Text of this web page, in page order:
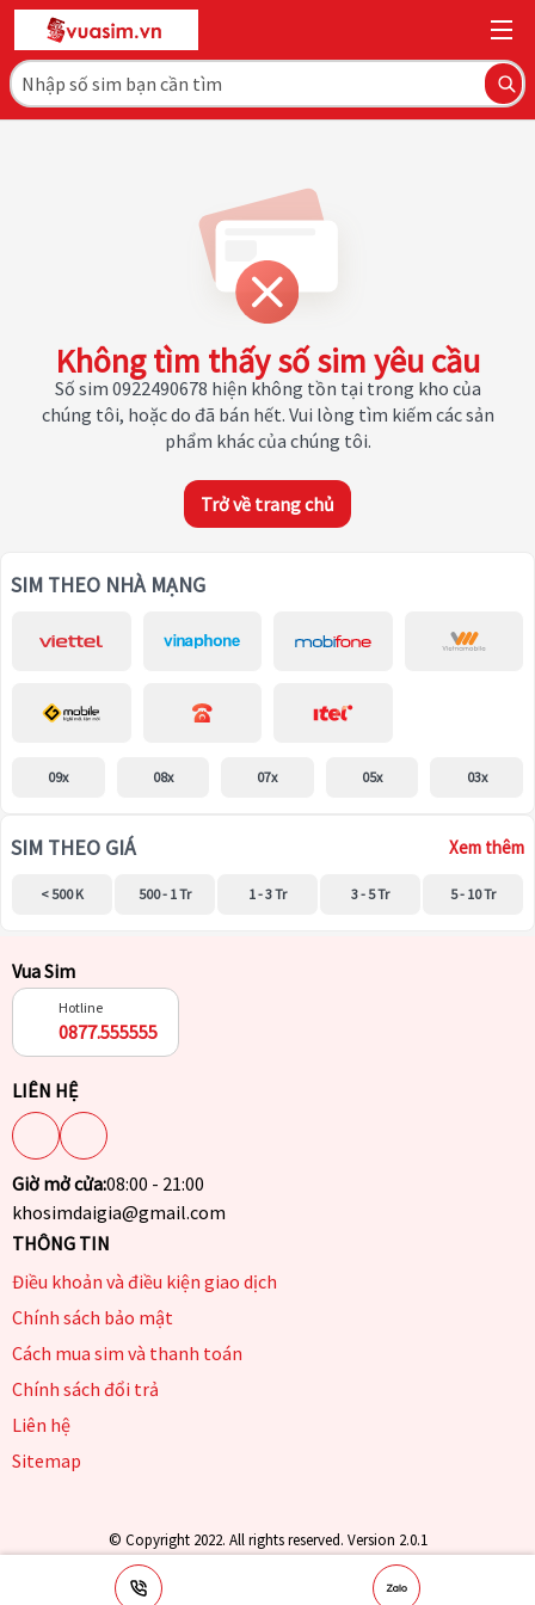
Không tìm thấy số sim yêu cầu
Số sim 0922490678 hiện không tồn tại trong kho của
chúng tôi, hoặc do đã bán hết. Vui lòng tìm kiếm các sản
phẩm khác của chúng tôi.
Trở về trang chủ
SIM THEO NHÀ MẠNG
09x 08x 07x 05x 03x
SIM THEO GIÁ Xem thêm
< 500 K 500 - 1 Tr 1 - 3 Tr 3 - 5 Tr 5 - 10 Tr
Vua Sim
Hotline
0877.555555
LIÊN HỆ
Giờ mở cửa:08:00 - 21:00
khosimdaigia@gmail.com
THÔNG TIN
Điều khoản và điều kiện giao dịch
Chính sách bảo mật
Cách mua sim và thanh toán
Chính sách đổi trả
Liên hệ
Sitemap
© Copyright 2022. All rights reserved. Version 2.0.1